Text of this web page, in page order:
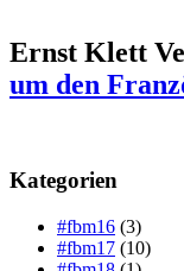
Ernst Klett
um den
Kategorien
#fbm16 (3)
#fbm17 (10)